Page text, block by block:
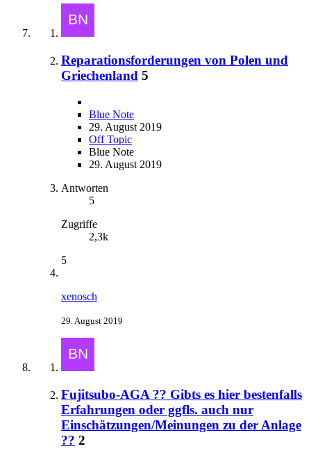
Reparationsforderungen von Polen und
Griechenland 5
Blue Note
29. August 2019
Off Topic
Blue Note
29. August 2019
Antworten
5
Zugriffe
2,3k
5
xenosch
29. August 2019
Fujitsubo-AGA ?? Gibts es hier bestenfalls
Erfahrungen oder ggfls. auch nur
Einschätzungen/Meinungen zu der Anlage
?? 2